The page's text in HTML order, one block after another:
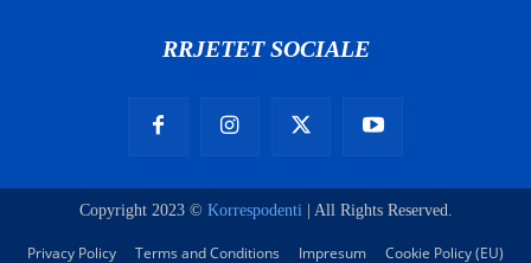
RRJETET SOCIALE
Copyright 2023 © Korrespodenti| All Rights Reserved.
Privacy Policy Terms and Conditions Impresum Cookie Policy (EU)